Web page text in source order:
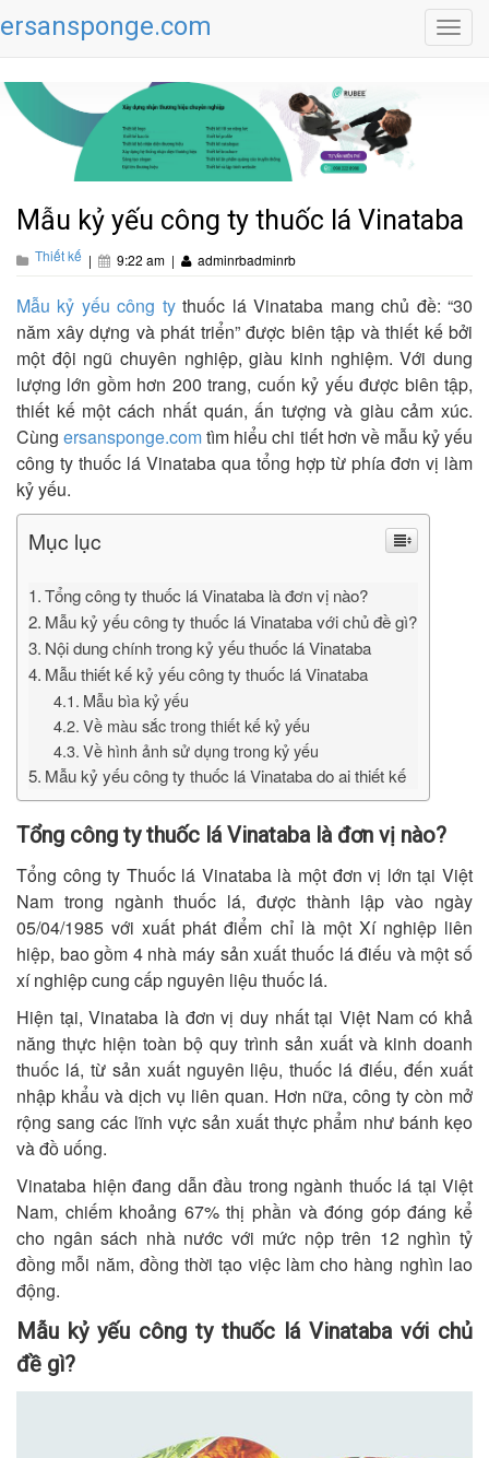
ersansponge.com
Mẫu kỷ yếu công ty thuốc lá Vinataba
Thiết kế | 9:22 am | adminrbadminrb
Mẫu kỷ yếu công tythuốc lá Vinataba mang chủ đề: “30
năm xây dựng và phát triển” được biên tập và thiết kế bởi
một đội ngũ chuyên nghiệp, giàu kinh nghiệm. Với dung
lượng lớn gồm hơn 200 trang, cuốn kỷ yếu được biên tập,
thiết kế một cách nhất quán, ấn tượng và giàu cảm xúc.
Cùngersansponge.comtìm hiểu chi tiết hơn về mẫu kỷ yếu
công ty thuốc lá Vinataba qua tổng hợp từ phía đơn vị làm
kỷ yếu.
Mục lục
Tổng công ty thuốc lá Vinataba là đơn vị nào?
Mẫu kỷ yếu công ty thuốc lá Vinataba với chủ đề gì?
Nội dung chính trong kỷ yếu thuốc lá Vinataba
Mẫu thiết kế kỷ yếu công ty thuốc lá Vinataba
Mẫu bìa kỷ yếu
Về màu sắc trong thiết kế kỷ yếu
Về hình ảnh sử dụng trong kỷ yếu
Mẫu kỷ yếu công ty thuốc lá Vinataba do ai thiết kế
Tổng công ty thuốc lá Vinataba là đơn vị nào?
Tổng công ty Thuốc lá Vinataba là một đơn vị lớn tại Việt
Nam trong ngành thuốc lá, được thành lập vào ngày
05/04/1985 với xuất phát điểm chỉ là một Xí nghiệp liên
hiệp, bao gồm 4 nhà máy sản xuất thuốc lá điếu và một số
xí nghiệp cung cấp nguyên liệu thuốc lá.
Hiện tại, Vinataba là đơn vị duy nhất tại Việt Nam có khả
năng thực hiện toàn bộ quy trình sản xuất và kinh doanh
thuốc lá, từ sản xuất nguyên liệu, thuốc lá điếu, đến xuất
nhập khẩu và dịch vụ liên quan. Hơn nữa, công ty còn mở
rộng sang các lĩnh vực sản xuất thực phẩm như bánh kẹo
và đồ uống.
Vinataba hiện đang dẫn đầu trong ngành thuốc lá tại Việt
Nam, chiếm khoảng 67% thị phần và đóng góp đáng kể
cho ngân sách nhà nước với mức nộp trên 12 nghìn tỷ
đồng mỗi năm, đồng thời tạo việc làm cho hàng nghìn lao
động.
Mẫu kỷ yếu công ty thuốc lá Vinataba với chủ
đề gì?